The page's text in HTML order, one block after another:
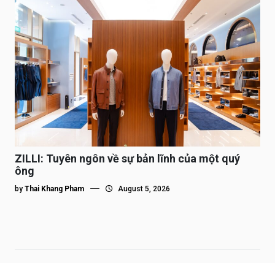
ZILLI: Tuyên ngôn về sự bản lĩnh của một quý
ông
by Thai Khang Pham August 5, 2026